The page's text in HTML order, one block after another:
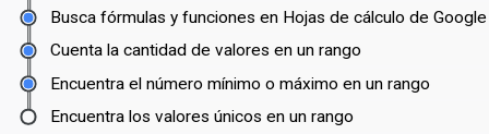
Busca fórmulas y funciones en Hojas de cálculo de Google
Cuenta la cantidad de valores en un rango
Encuentra el número mínimo o máximo en un rango
Encuentra los valores únicos en un rango